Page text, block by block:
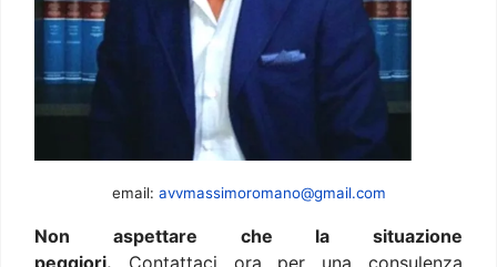
email: avvmassimoromano@gmail.com
Non aspettare che la situazione
peggiori. Contattaci ora per una consulenza